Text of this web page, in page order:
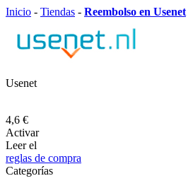
Inicio - Tiendas - Reembolso en Usenet
Usenet
4,6 €
Activar
Leer el
reglas de compra
Categorías